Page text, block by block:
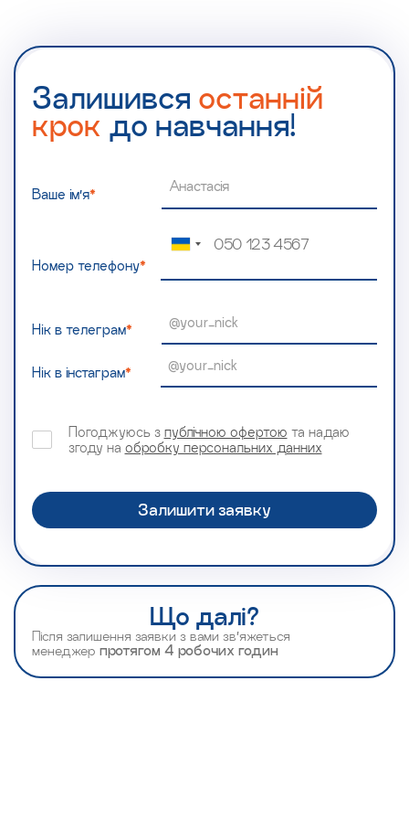
Залишився останній
крок до навчання!
Ваше ім’я*
Номер телефону*
Нік в телеграм*
Нік в інстаграм*
Погоджуюсь з публічною офертою та надаю
згоду на обробку персональних данних
Що далі?
Після залишення заявки з вами зв’яжеться
менеджер протягом 4 робочих годин